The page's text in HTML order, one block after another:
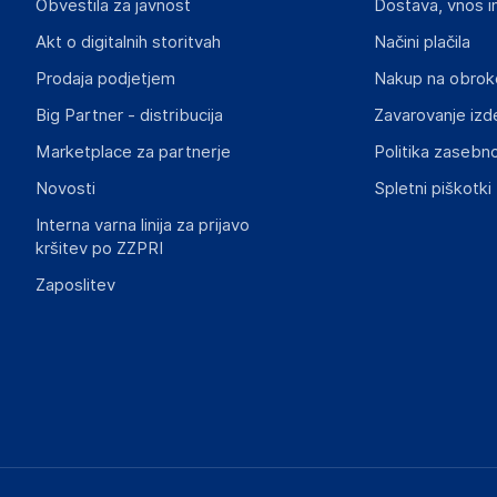
13-200
PL
Obvestila za javnost
Akt o digitalnih storitvah
Prodaja podjetjem
Big Partner - distribucija
Marketplace za partnerje
Novosti
Interna varna linija za prijavo
kršitev po ZZPRI
Zaposlitev
Dostava, vnos
Načini plačila
Nakup na
Zavarovanje
Politika
Spletni piškotki